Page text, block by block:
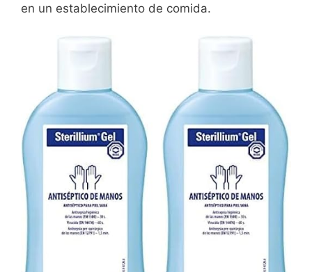
en un establecimiento de comida.